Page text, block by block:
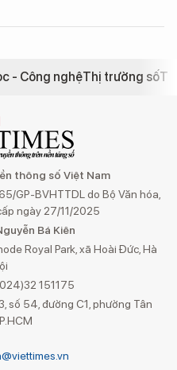
- Công nghệThị trường số
thông số Việt Nam
GP-BVHTTDL do Bộ Văn hóa,
ngày 27/11/2025
Bá Kiên
Royal Park, xã Hoài Đức, Hà
151175
số 54, đường C1, phường Tân